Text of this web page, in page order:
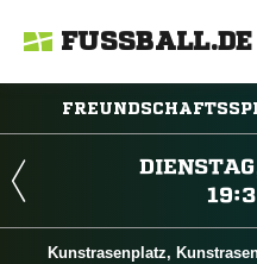
FUSSBALL.DE
Kunstrasenplatz,